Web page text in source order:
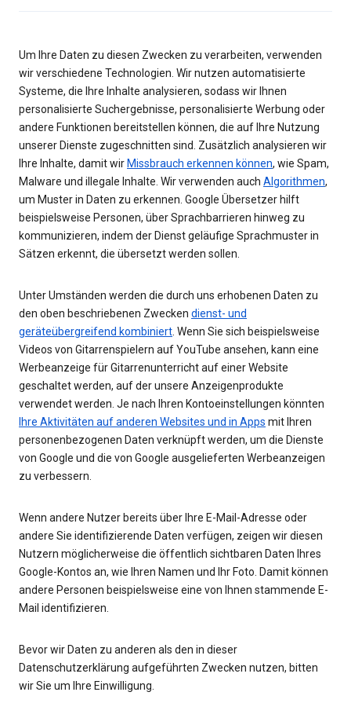
Um Ihre Daten zu diesen Zwecken zu verarbeiten, verwenden
wir verschiedene Technologien. Wir nutzen automatisierte
Systeme, die Ihre Inhalte analysieren, sodass wir Ihnen
personalisierte Suchergebnisse, personalisierte Werbung oder
andere Funktionen bereitstellen können, die auf Ihre Nutzung
unserer Dienste zugeschnitten sind. Zusätzlich analysieren wir
Ihre Inhalte, damit wir Missbrauch erkennen können, wie Spam,
Malware und illegale Inhalte. Wir verwenden auch Algorithmen,
um Muster in Daten zu erkennen. Google Übersetzer hilft
beispielsweise Personen, über Sprachbarrieren hinweg zu
kommunizieren, indem der Dienst geläufige Sprachmuster in
Sätzen erkennt, die übersetzt werden sollen.
Unter Umständen werden die durch uns erhobenen Daten zu
den oben beschriebenen Zwecken dienst- und
geräteübergreifend kombiniert . Wenn Sie sich beispielsweise
Videos von Gitarrenspielern auf YouTube ansehen, kann eine
Werbeanzeige für Gitarrenunterricht auf einer Website
geschaltet werden, auf der unsere Anzeigenprodukte
verwendet werden. Je nach Ihren Kontoeinstellungen könnten
Ihre Aktivitäten auf anderen Websites und in Apps mit Ihren
personenbezogenen Daten verknüpft werden, um die Dienste
von Google und die von Google ausgelieferten Werbeanzeigen
zu verbessern.
Wenn andere Nutzer bereits über Ihre E-Mail-Adresse oder
andere Sie identifizierende Daten verfügen, zeigen wir diesen
Nutzern möglicherweise die öffentlich sichtbaren Daten Ihres
Google-Kontos an, wie Ihren Namen und Ihr Foto. Damit können
andere Personen beispielsweise eine von Ihnen stammende E-
Mail identifizieren.
Bevor wir Daten zu anderen als den in dieser
Datenschutzerklärung aufgeführten Zwecken nutzen, bitten
wir Sie um Ihre Einwilligung.